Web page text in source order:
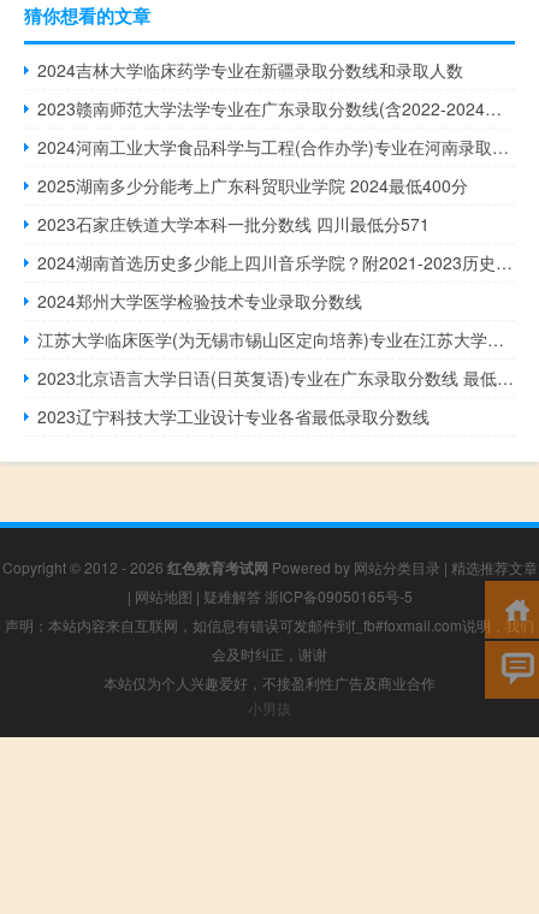
猜你想看的文章
2024吉林大学临床药学专业在新疆录取分数线和录取人数
2023赣南师范大学法学专业在广东录取分数线(含2022-2024分数)
2024河南工业大学食品科学与工程(合作办学)专业在河南录取分数线(2022-2024历年各省最低分)
2025湖南多少分能考上广东科贸职业学院 2024最低400分
2023石家庄铁道大学本科一批分数线 四川最低分571
2024湖南首选历史多少能上四川音乐学院？附2021-2023历史类分数线
2024郑州大学医学检验技术专业录取分数线
江苏大学临床医学(为无锡市锡山区定向培养)专业在江苏大学录取分数线(2022高考最低551分)
2023北京语言大学日语(日英复语)专业在广东录取分数线 最低586分
2023辽宁科技大学工业设计专业各省最低录取分数线
Copyright © 2012 - 2026 红色教育考试网 Powered by 网站分类目录 | 精选推荐文章
| 网站地图 | 疑难解答 浙ICP备09050165号-5
声明：本站内容来自互联网，如信息有错误可发邮件到f_fb#foxmail.com说明，我们
会及时纠正，谢谢
本站仅为个人兴趣爱好，不接盈利性广告及商业合作
小男孩